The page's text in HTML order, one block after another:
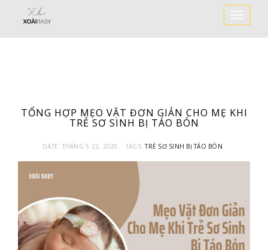
Toggle
TỔNG HỢP MẸO VẶT ĐƠN GIẢN CHO MẸ KHI
TRẺ SƠ SINH BỊ TÁO BÓN
DATE: THÁNG 5 22, 2020 TAGS:TRẺ SƠ SINH BỊ TÁO BÓN